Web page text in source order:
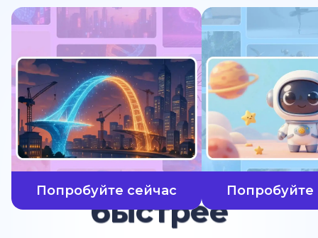
Попробуйте сейчас Попробуйте
быстрее